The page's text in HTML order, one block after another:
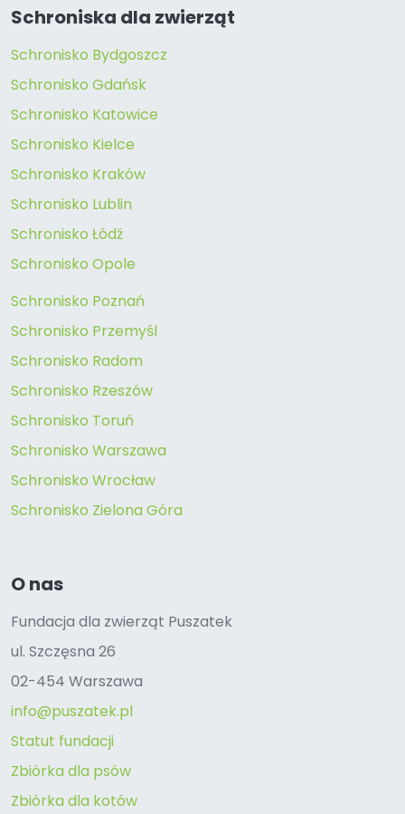
Schroniska dla zwierząt
Schronisko Bydgoszcz
Schronisko Gdańsk
Schronisko Katowice
Schronisko Kielce
Schronisko Kraków
Schronisko Lublin
Schronisko Łódź
Schronisko Opole
Schronisko Poznań
Schronisko Przemyśl
Schronisko Radom
Schronisko Rzeszów
Schronisko Toruń
Schronisko Warszawa
Schronisko Wrocław
Schronisko Zielona Góra
O nas
Fundacja dla zwierząt Puszatek
ul. Szczęsna 26
02-454 Warszawa
info@puszatek.pl
Statut fundacji
Zbiórka dla psów
Zbiórka dla kotów